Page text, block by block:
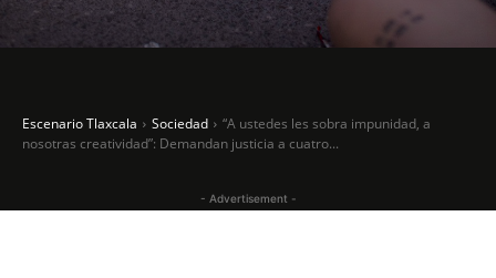
Escenario Tlaxcala Sociedad
“A ustedes les sobra impunidad, a
nosotras creatividad”: Demandan justicia a cuatro...
- Advertisement -